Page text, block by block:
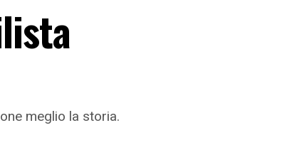
meglio la storia.